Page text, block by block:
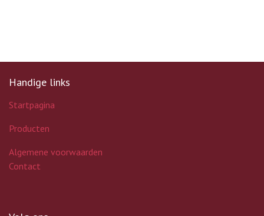
Handige links
Startpagina
Producten
Algemene voorwaarden
Contact